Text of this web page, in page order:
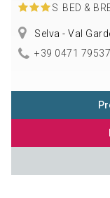
S BED &
Selva - Val
+39 0471